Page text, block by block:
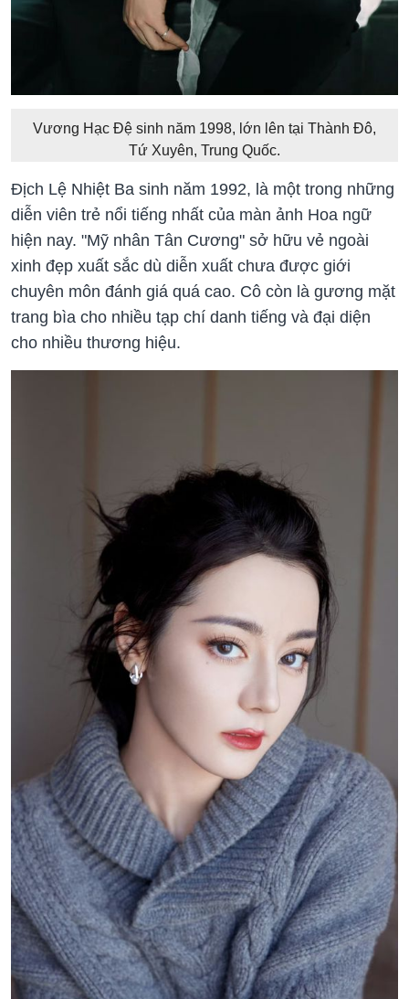
Vương Hạc Đệ sinh năm 1998, lớn lên tại Thành Đô,
Tứ Xuyên, Trung Quốc.
Địch Lệ Nhiệt Ba sinh năm 1992, là một trong những
diễn viên trẻ nổi tiếng nhất của màn ảnh Hoa ngữ
hiện nay. "Mỹ nhân Tân Cương" sở hữu vẻ ngoài
xinh đẹp xuất sắc dù diễn xuất chưa được giới
chuyên môn đánh giá quá cao. Cô còn là gương mặt
trang bìa cho nhiều tạp chí danh tiếng và đại diện
cho nhiều thương hiệu.